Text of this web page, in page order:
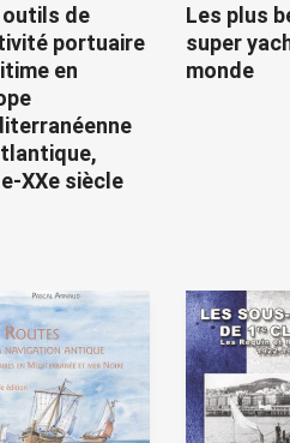
outils de
portuaire
en
XXe siècle
Les plus
super
monde